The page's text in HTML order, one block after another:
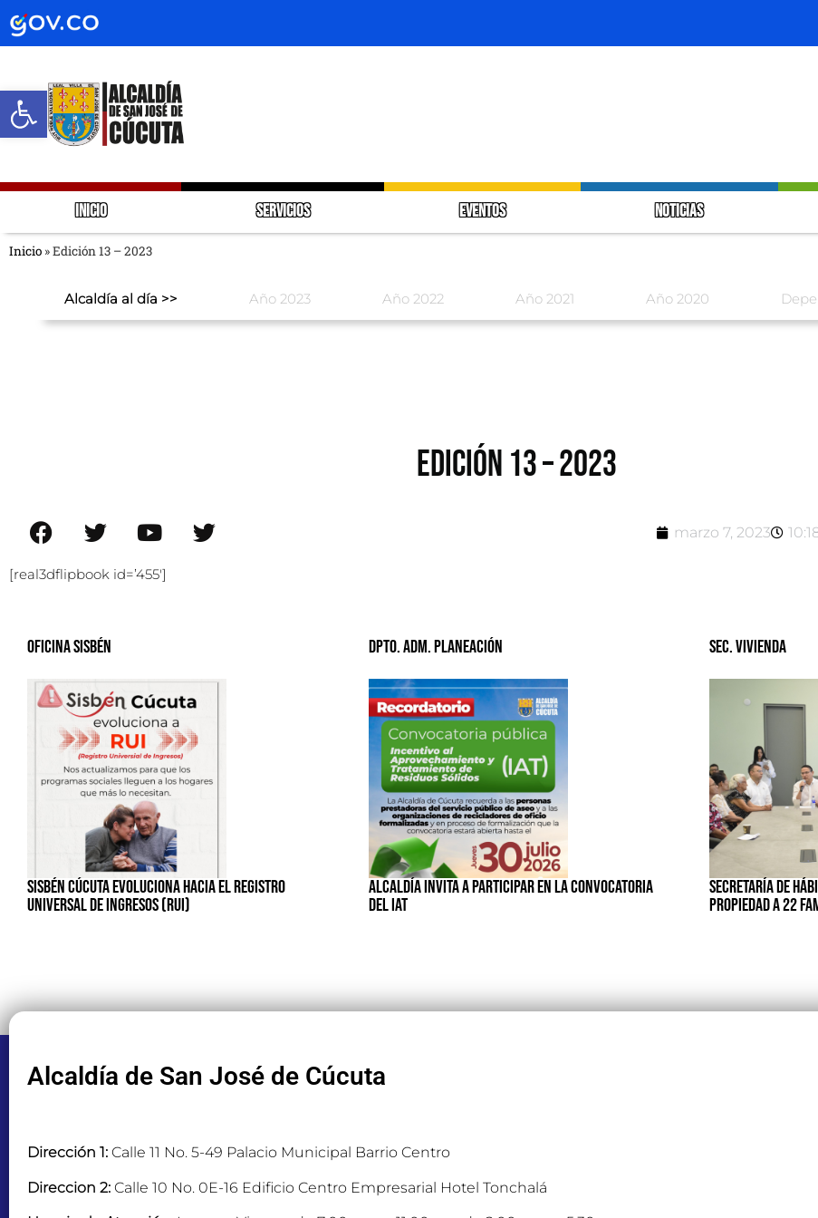
Abrir barra de herramientas
INICIO SERVICIOS EVENTOS NOTICIAS
Inicio »Edición 13 – 2023
Alcaldía al día >> Año 2023 Año 2022 Año 2021 Año 2020
Edición 13 – 2023
marzo 7, 2023
[real3dflipbook id=’455′]
Oficina Sisbén
SISBÉN CÚCUTA EVOLUCIONA HACIA EL REGISTRO
UNIVERSAL DE INGRESOS (RUI)
Dpto. Adm. Planeación
ALCALDÍA INVITA A PARTICIPAR EN LA CONVOCATORIA
DEL IAT
Sec. Vivienda
SECRETARÍA DE
PROPIEDAD A 22
Alcaldía de San José de Cúcuta
Dirección 1: Calle 11 No. 5-49 Palacio Municipal Barrio Centro
Direccion 2: Calle 10 No. 0E-16 Edificio Centro Empresarial Hotel Tonchalá